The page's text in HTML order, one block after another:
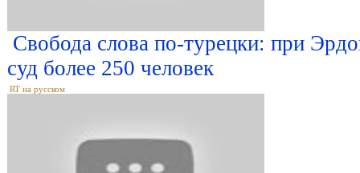
Свобода слова по-турецки: при
суд более 250 человек
RT на русском